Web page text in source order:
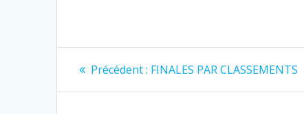
Navigation
de
Précédent : Article
FINALES PAR CLASSEMENTS